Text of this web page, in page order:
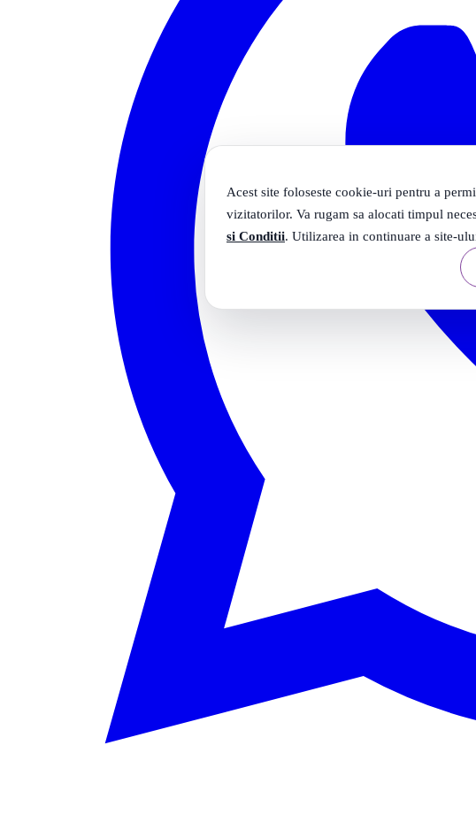
Acest site foloseste cookie-uri pentru a
vizitatorilor. Va rugam sa alocati timpul
si Conditii. Utilizarea in continuare a site-